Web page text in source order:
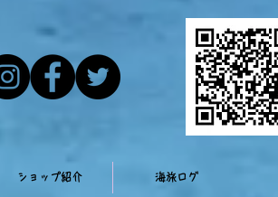
ショップ紹介 海旅ログ